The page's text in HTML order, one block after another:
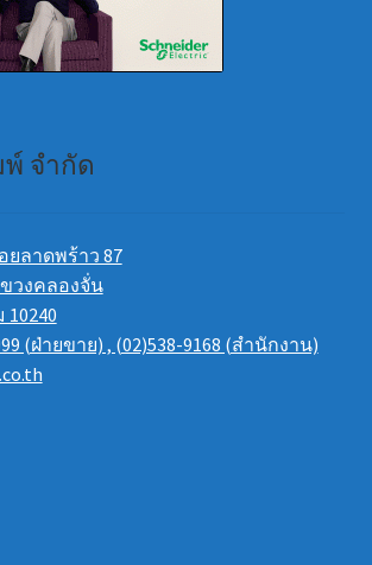
จำกัด
ยลาดพร้าว 87
วงคลองจั่น
(ฝ่ายขาย) , (02)538-9168 (สำนักงาน)